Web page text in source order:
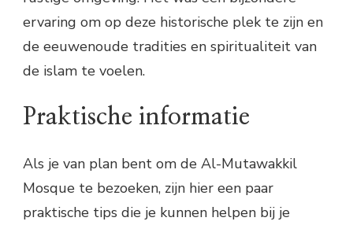
ervaring om op deze historische plek te zijn en
de eeuwenoude tradities en spiritualiteit van
de islam te voelen.
Praktische informatie
Als je van plan bent om de Al-Mutawakkil
Mosque te bezoeken, zijn hier een paar
praktische tips die je kunnen helpen bij je